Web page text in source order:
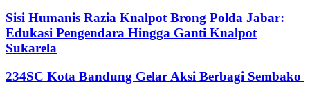
Sisi Humanis Razia Knalpot Brong Polda Jabar:
Edukasi Pengendara Hingga Ganti Knalpot
Sukarela
234SC Kota Bandung Gelar Aksi Berbagi Sembako